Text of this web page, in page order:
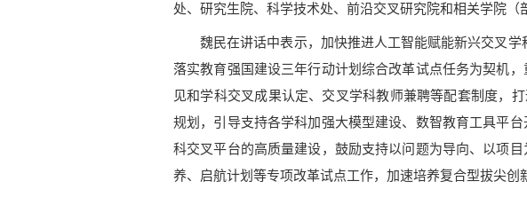
处、研究生院、科学技术处、前沿交叉研究院和相关学院
魏民在讲话中表示，加快推进人工智能赋能新兴交叉学
落实教育强国建设三年行动计划综合改革试点任务为契机
见和学科交叉成果认定、交叉学科教师兼聘等配套制度，
规划，引导支持各学科加强大模型建设、数智教育工具平
科交叉平台的高质量建设，鼓励支持以问题为导向、以项
养、启航计划等专项改革试点工作，加速培养复合型拔尖创